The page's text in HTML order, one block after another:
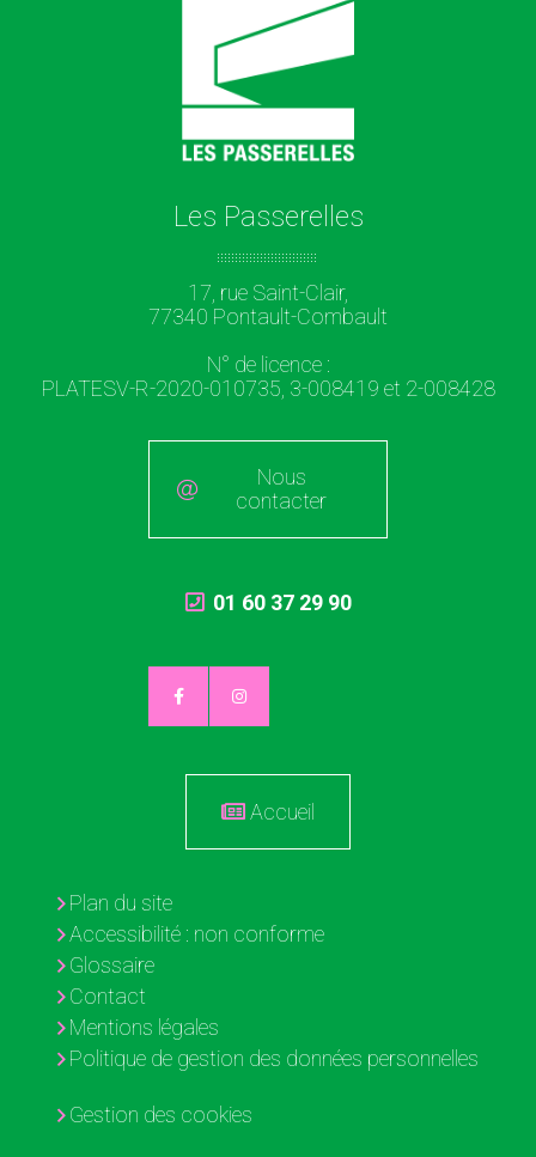
Les Passerelles
17, rue Saint-Clair,
77340 Pontault-Combault
N° de licence :
PLATESV-R-2020-010735, 3-008419 et 2-008428
Nous
contacter
01 60 37 29 90
Accueil
Plan du site
Accessibilité : non conforme
Glossaire
Contact
Mentions légales
Politique de gestion des données personnelles
Gestion des cookies